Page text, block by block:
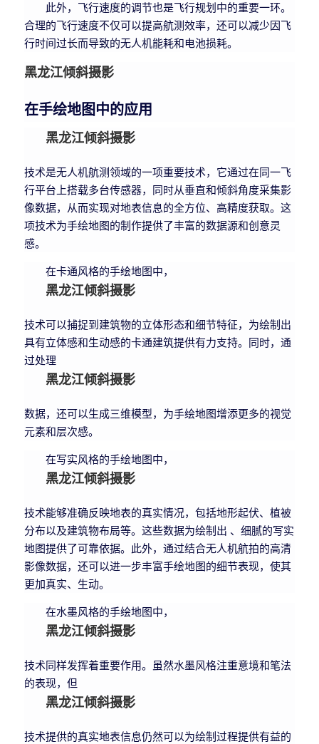
此外，飞行速度的调节也是飞行规划中的重要一环。
合理的飞行速度不仅可以提高航测效率，还可以减少因飞
行时间过长而导致的无人机能耗和电池损耗。
黑龙江倾斜摄影
在手绘地图中的应用
黑龙江倾斜摄影
技术是无人机航测领域的一项重要技术，它通过在同一飞
行平台上搭载多台传感器，同时从垂直和倾斜角度采集影
像数据，从而实现对地表信息的全方位、高精度获取。这
项技术为手绘地图的制作提供了丰富的数据源和创意灵
感。
在卡通风格的手绘地图中，
黑龙江倾斜摄影
技术可以捕捉到建筑物的立体形态和细节特征，为绘制出
具有立体感和生动感的卡通建筑提供有力支持。同时，通
过处理
黑龙江倾斜摄影
数据，还可以生成三维模型，为手绘地图增添更多的视觉
元素和层次感。
在写实风格的手绘地图中，
黑龙江倾斜摄影
技术能够准确反映地表的真实情况，包括地形起伏、植被
分布以及建筑物布局等。这些数据为绘制出 、细腻的写实
地图提供了可靠依据。此外，通过结合无人机航拍的高清
影像数据，还可以进一步丰富手绘地图的细节表现，使其
更加真实、生动。
在水墨风格的手绘地图中，
黑龙江倾斜摄影
技术同样发挥着重要作用。虽然水墨风格注重意境和笔法
的表现，但
黑龙江倾斜摄影
技术提供的真实地表信息仍然可以为绘制过程提供有益的